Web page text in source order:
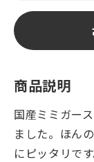
商品説明
国産ミミガー
ました。ほん
にピッタリです